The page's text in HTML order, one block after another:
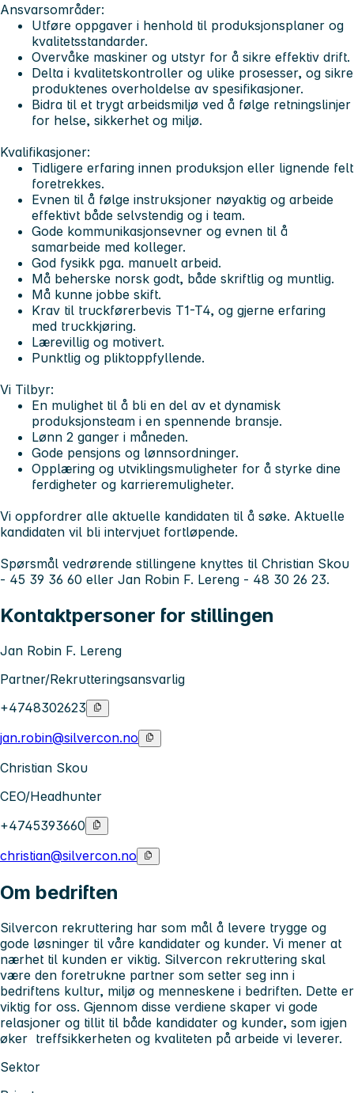
Ansvarsområder:
Utføre oppgaver i henhold til produksjonsplaner og
kvalitetsstandarder.
Overvåke maskiner og utstyr for å sikre effektiv drift.
Delta i kvalitetskontroller og ulike prosesser, og sikre
produktenes overholdelse av spesifikasjoner.
Bidra til et trygt arbeidsmiljø ved å følge retningslinjer
for helse, sikkerhet og miljø.
Kvalifikasjoner:
Tidligere erfaring innen produksjon eller lignende felt
foretrekkes.
Evnen til å følge instruksjoner nøyaktig og arbeide
effektivt både selvstendig og i team.
Gode kommunikasjonsevner og evnen til å
samarbeide med kolleger.
God fysikk pga. manuelt arbeid.
Må beherske norsk godt, både skriftlig og muntlig.
Må kunne jobbe skift.
Krav til truckførerbevis T1-T4, og gjerne erfaring
med truckkjøring.
Lærevillig og motivert.
Punktlig og pliktoppfyllende.
Vi Tilbyr:
En mulighet til å bli en del av et dynamisk
produksjonsteam i en spennende bransje.
Lønn 2 ganger i måneden.
Gode pensjons og lønnsordninger.
Opplæring og utviklingsmuligheter for å styrke dine
ferdigheter og karrieremuligheter.
Vi oppfordrer alle aktuelle kandidaten til å søke. Aktuelle
kandidaten vil bli intervjuet fortløpende.
Spørsmål vedrørende stillingene knyttes til Christian Skou
- 45 39 36 60 eller Jan Robin F. Lereng - 48 30 26 23.
Kontaktpersoner for stillingen
Jan Robin F. Lereng
Partner/Rekrutteringsansvarlig
+4748302623
jan.robin@silvercon.no
Christian Skou
CEO/Headhunter
+4745393660
christian@silvercon.no
Om bedriften
Silvercon rekruttering har som mål å levere trygge og
gode løsninger til våre kandidater og kunder. Vi mener at
nærhet til kunden er viktig. Silvercon rekruttering skal
være den foretrukne partner som setter seg inn i
bedriftens kultur, miljø og menneskene i bedriften. Dette er
viktig for oss. Gjennom disse verdiene skaper vi gode
relasjoner og tillit til både kandidater og kunder, som igjen
øker treffsikkerheten og kvaliteten på arbeide vi leverer.
Sektor